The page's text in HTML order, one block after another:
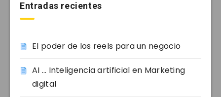
Entradas recientes
El poder de los reels para un negocio
AI … Inteligencia artificial en Marketing
digital